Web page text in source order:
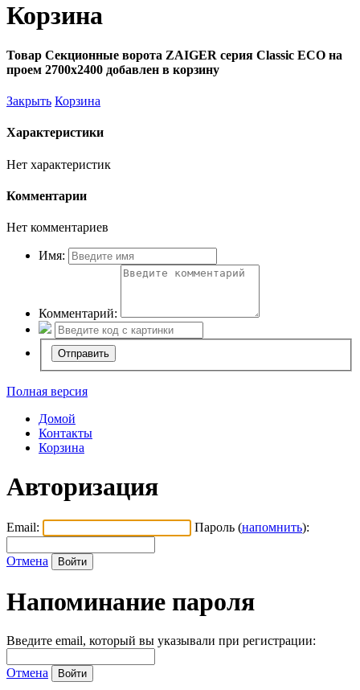
Корзина
Товар Секционные ворота ZAIGER серия Classic ECO на
проем 2700х2400 добавлен в корзину
Закрыть Корзина
Характеристики
Нет характеристик
Комментарии
Нет комментариев
Имя:
Комментарий:
Полная версия
Домой
Контакты
Корзина
Авторизация
Email: Пароль (напомнить):
Отмена
Напоминание пароля
Введите email, который вы указывали при регистрации:
Отмена